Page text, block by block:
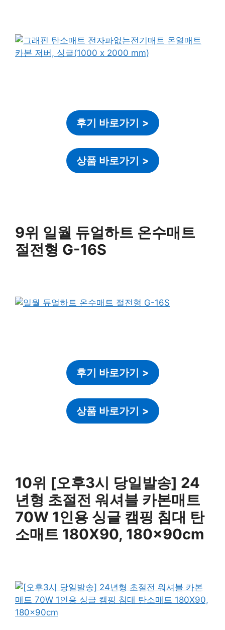
후기 바로가기 >
상품 바로가기 >
9위 일월 듀얼하트 온수매트
절전형 G-16S
후기 바로가기 >
상품 바로가기 >
10위 [오후3시 당일발송] 24
년형 초절전 워셔블 카본매트
70W 1인용 싱글 캠핑 침대 탄
소매트 180X90, 180x90cm